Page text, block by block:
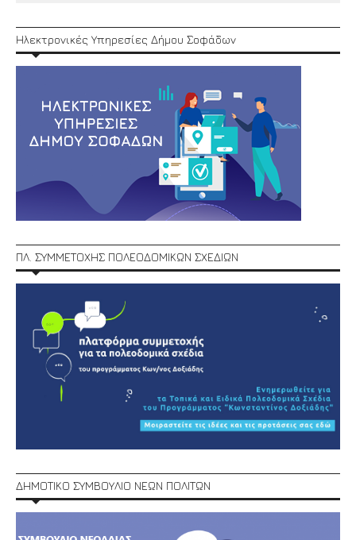
Ηλεκτρονικές Υπηρεσίες Δήμου Σοφάδων
ΠΛ. ΣΥΜΜΕΤΟΧΗΣ ΠΟΛΕΟΔΟΜΙΚΩΝ ΣΧΕΔΙΩΝ
ΔΗΜΟΤΙΚΟ ΣΥΜΒΟΥΛΙΟ ΝΕΩΝ ΠΟΛΙΤΩΝ